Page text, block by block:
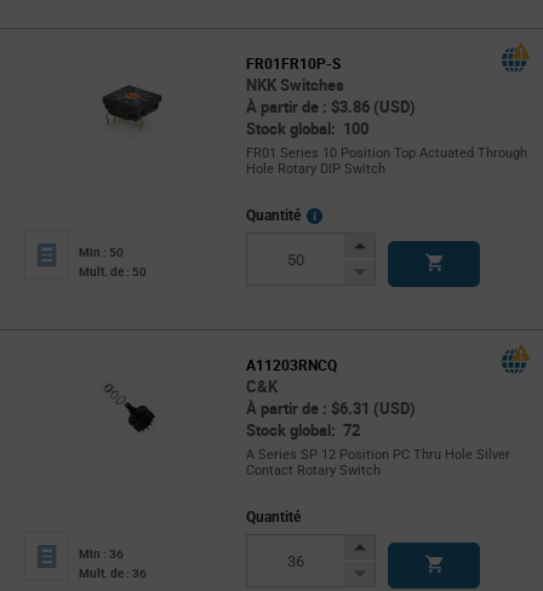
FR01FR10P-S
NKK Switches
À partir de : $3.86 (USD)
Stock global: 100
FR01 Series 10 Position Top Actuated Through
Hole Rotary DIP Switch
Min : 50
Mult. de : 50
Quantité
More
Increase
Decrease
A11203RNCQ
C&K
À partir de : $6.31 (USD)
Stock global: 72
A Series SP 12 Position PC Thru Hole Silver
Contact Rotary Switch
Min : 36
Mult. de : 36
Quantité
Increase
Decrease